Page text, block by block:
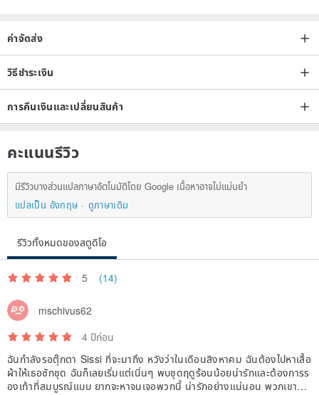
ค่าจัดส่ง
วิธีชำระเงิน
การคืนเงินและเปลี่ยนสินค้า
คะแนนรีวิว
มีรีวิวบางส่วนแปลภาษาอัตโนมัติโดย Google เนื้อหาอาจไม่แม่นยำ
แปลเป็น อังกฤษ
ดูภาษาเดิม
รีวิวทั้งหมดของสตูดิโอ
5 (14)
mschivus62
4 ปีก่อน
ฉันกำลังรอตุ๊กตา Sissi ที่จะมาถึง หวังว่าในเดือนสิงหาคม ฉันต้องไปหาเสื้อ
ผ้าให้เธอซักชุด ฉันก็เลยเริ่มแต่เนิ่นๆ พบชุดฤดูร้อนน้อยน่ารักและต้องการร
องเท้าที่สมบูรณ์แบบ ยากจะหาจนเจอพวกนี้ น่ารักอย่างแน่นอน พวกเขาทำ